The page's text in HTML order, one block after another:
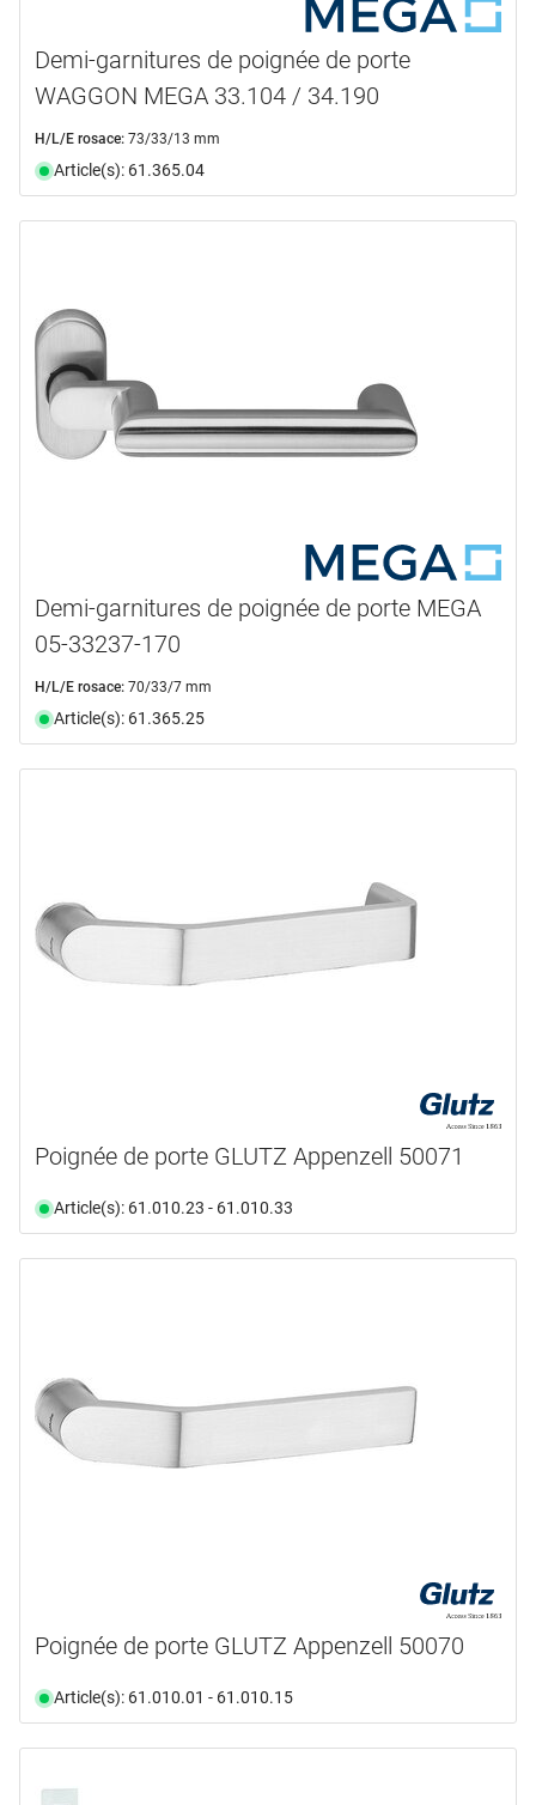
Demi-garnitures de poignée de porte
WAGGON MEGA 33.104 / 34.190
H/L/E rosace: 73/33/13 mm
Article(s): 61.365.04
Demi-garnitures de poignée de porte MEGA
05-33237-170
H/L/E rosace: 70/33/7 mm
Article(s): 61.365.25
Poignée de porte GLUTZ Appenzell 50071
Article(s): 61.010.23 - 61.010.33
Poignée de porte GLUTZ Appenzell 50070
Article(s): 61.010.01 - 61.010.15